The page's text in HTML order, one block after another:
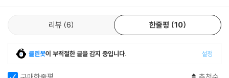
가까이에 있어 현실보다 더 큰 실체처럼 다가왔다. 저자가 은지에게 가장
걱정되는 게 뭔지 묻자 “엄마가 죽을까봐 걱정돼요” “친구한테 나쁜 일이
려보라고 했더니 꽃이 다 떨어져 죽은 나무를 그려 우울과 위축감을 읽어
리뷰 6 한줄평 10
클린봇이 부적절한 글을 감지 중입니다. 설정